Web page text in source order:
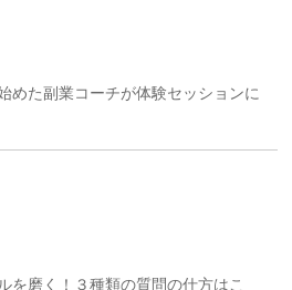
めた副業コーチが体験セッションに
を磨く！３種類の質問の仕方はこ